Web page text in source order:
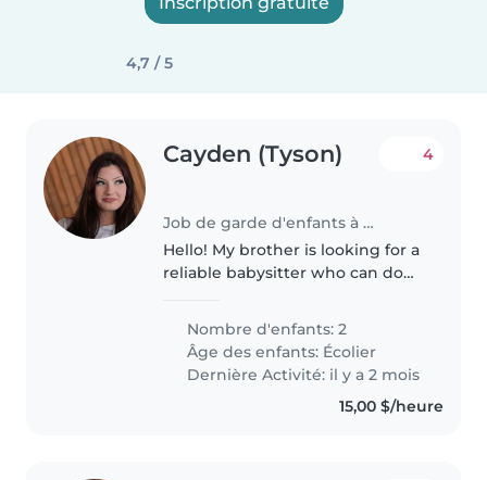
4,7 / 5
Cayden (Tyson)
Job de garde d'enfants à Calgary
4
Hello! My brother is looking for a
reliable babysitter who can do
some full-days on Saturdays. My
brother has 2 children, 1 boy and
1 girl who are absolute..
Nombre d'enfants: 2
Âge des enfants: Écolier
Dernière Activité: il y a 2 mois
15,00 $/heure